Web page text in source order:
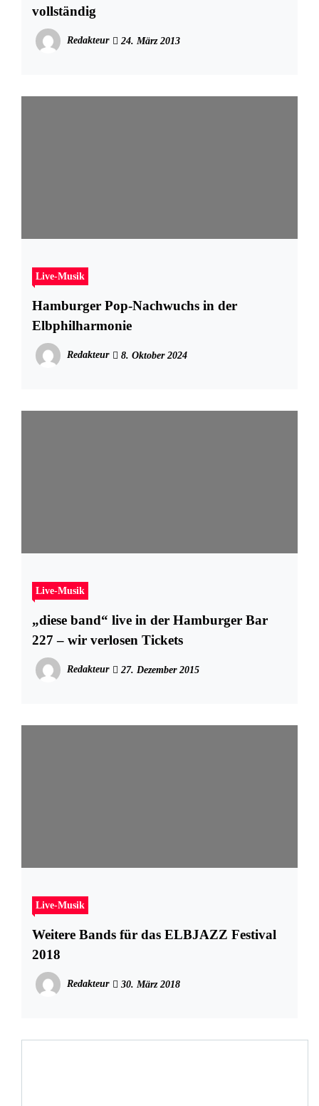
vollständig
Redakteur 24. März 2013
Live-Musik
Hamburger Pop-Nachwuchs in der
Elbphilharmonie
Redakteur 8. Oktober 2024
Live-Musik
„diese band“ live in der Hamburger Bar
227 – wir verlosen Tickets
Redakteur 27. Dezember 2015
Live-Musik
Weitere Bands für das ELBJAZZ Festival
2018
Redakteur 30. März 2018